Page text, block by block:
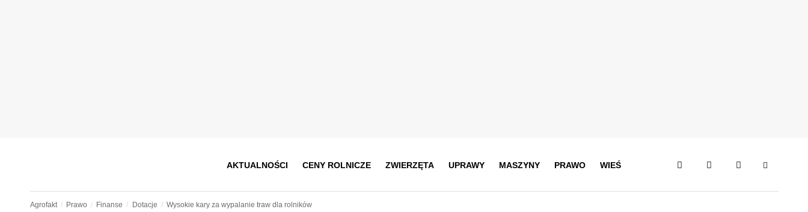
AKTUALNOŚCI CENY ROLNICZE ZWIERZĘTA UPRAWY MASZYNY PRAWO WIEŚ
Agrofakt Prawo Finanse Dotacje Wysokie kary za wypalanie traw dla rolników